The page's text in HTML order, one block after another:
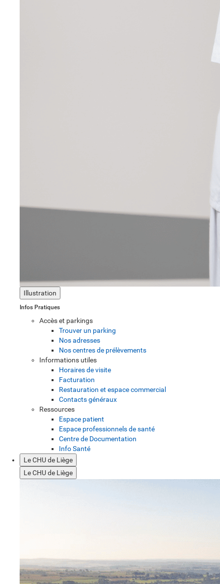
Illustration
Infos Pratiques
Accès et parkings
Trouver un parking
Nos adresses
Nos centres de prélèvements
Informations utiles
Horaires de visite
Facturation
Restauration et espace commercial
Contacts généraux
Ressources
Espace patient
Espace professionnels de santé
Centre de Documentation
Info Santé
Le CHU de Liège
Le CHU de Liège